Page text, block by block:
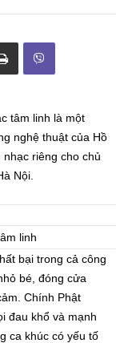
tâm linh là một
nghệ thuật của Hồ
riêng cho chủ
Nội.
linh
bại trong cả công
bé, đóng cửa
Chính Phật
đau khổ và mạnh
ca khúc có yếu tố